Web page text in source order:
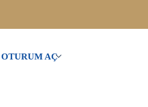
OTURUM AÇ